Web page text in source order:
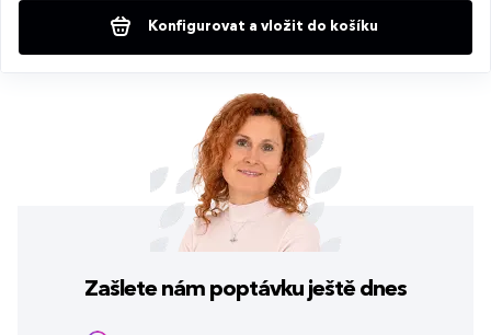
Konfigurovat a vložit do košíku
Zašlete nám poptávku ještě dnes